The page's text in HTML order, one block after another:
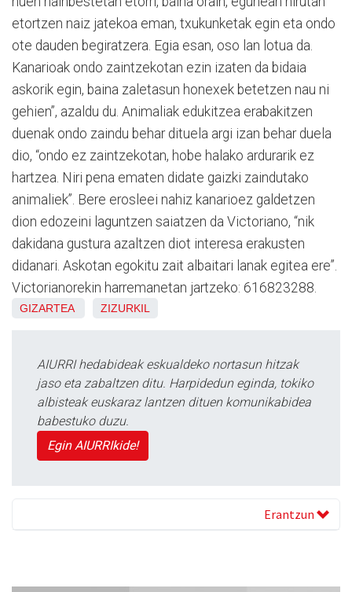
etortzen naiz jatekoa eman, txukunketak egin eta ondo
ote dauden begiratzera. Egia esan, oso lan lotua da.
Kanarioak ondo zaintzekotan ezin izaten da bidaia
askorik egin, baina zaletasun honexek betetzen nau ni
gehien”, azaldu du. Animaliak edukitzea erabakitzen
duenak ondo zaindu behar dituela argi izan behar duela
dio, “ondo ez zaintzekotan, hobe halako ardurarik ez
hartzea. Niri pena ematen didate gaizki zaindutako
animaliek”. Bere erosleei nahiz kanarioez galdetzen
dion edozeini laguntzen saiatzen da Victoriano, “nik
dakidana gustura azaltzen diot interesa erakusten
didanari. Askotan egokitu zait albaitari lanak egitea ere”.
Victorianorekin harremanetan jartzeko: 616823288.
GIZARTEA ZIZURKIL
AIURRI hedabideak eskualdeko nortasun hitzak
jaso eta zabaltzen ditu. Harpidedun eginda, tokiko
albisteak euskaraz lantzen dituen komunikabidea
babestuko duzu.
Egin AIURRIkide!
Erantzun